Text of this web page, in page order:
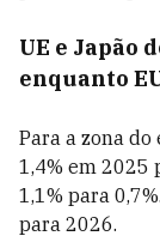
UE e Japão
enquanto
Para a zona
1,4% em 2025
1,1% para
para 2026.